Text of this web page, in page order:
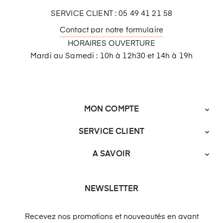
SERVICE CLIENT : 05 49 41 21 58
Contact par notre formulaire
HORAIRES OUVERTURE
Mardi au Samedi : 10h à 12h30 et 14h à 19h
MON COMPTE 
SERVICE CLIENT 
A SAVOIR 
NEWSLETTER
Recevez nos promotions et nouveautés en avant